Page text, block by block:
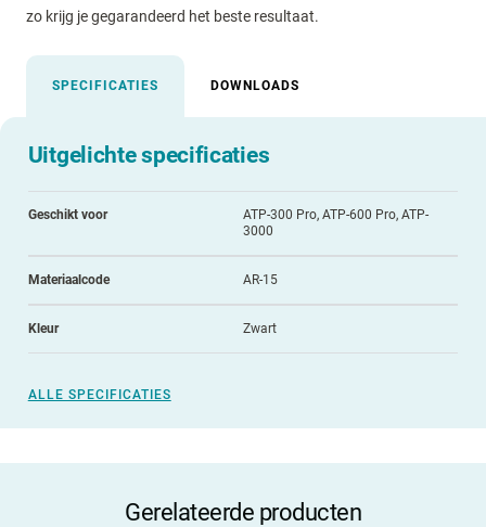
zo krijg je gegarandeerd het beste resultaat.
SPECIFICATIES DOWNLOADS
Uitgelichte specificaties
Geschikt voor
ATP-300 Pro, ATP-600 Pro, ATP-
3000
Materiaalcode AR-15
Kleur Zwart
ALLE SPECIFICATIES
Gerelateerde producten